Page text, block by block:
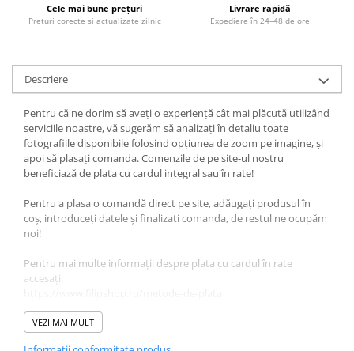
Cele mai bune prețuri
Prețuri corecte și actualizate zilnic
Livrare rapidă
Expediere în 24–48 de ore
Descriere
Pentru că ne dorim să aveți o experiență cât mai plăcută utilizând
serviciile noastre, vă sugerăm să analizați în detaliu toate
fotografiile disponibile folosind opțiunea de zoom pe imagine, și
apoi să plasați comanda. Comenzile de pe site-ul nostru
beneficiază de plata cu cardul integral sau în rate!
Pentru a plasa o comandă direct pe site, adăugați produsul în
coș, introduceți datele și finalizati comanda, de restul ne ocupăm
noi!
Pentru mai multe informații despre plata cu cardul în rate
accesați:
Vă oferim la prețul afișat - set 2 anvelope 235/35 R19 sh iarna
VEZI MAI MULT